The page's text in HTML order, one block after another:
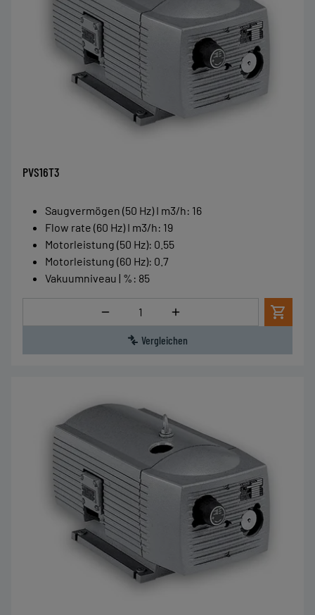
PVS16T3
Saugvermögen (50 Hz) I m3/h: 16
Flow rate (60 Hz) I m3/h: 19
Motorleistung (50 Hz): 0.55
Motorleistung (60 Hz): 0.7
Vakuumniveau | % : 85
Menge
Vergleichen